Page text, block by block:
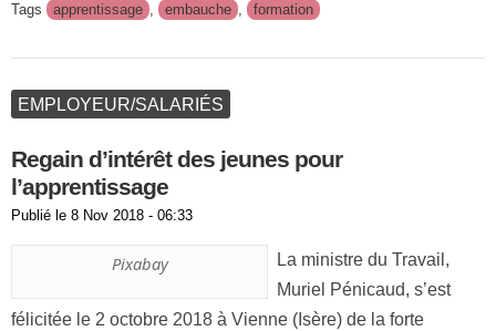
Tags apprentissage , embauche , formation
EMPLOYEUR/SALARIÉS
Regain d’intérêt des jeunes pour
l’apprentissage
Publié le 8 Nov 2018 - 06:33
Pixabay
La ministre du Travail,
Muriel Pénicaud, s’est
félicitée le 2 octobre 2018 à Vienne (Isère) de la forte